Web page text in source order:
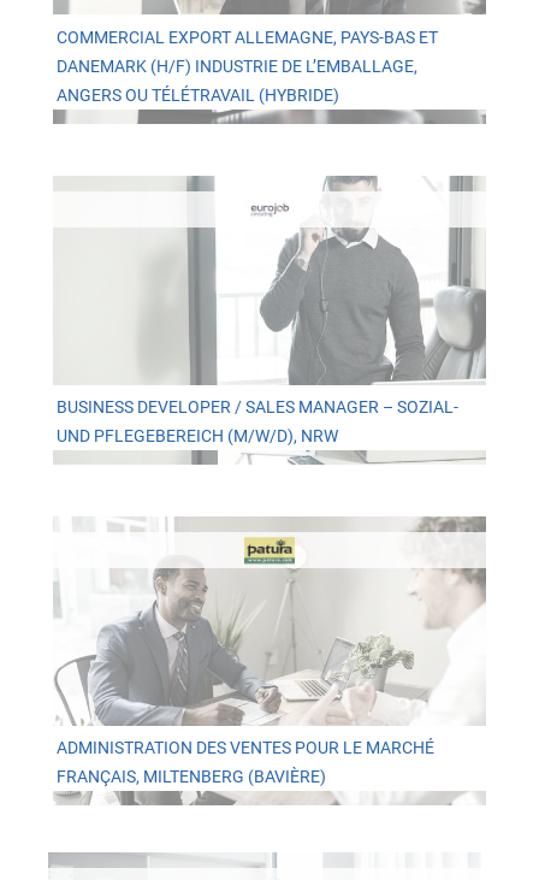
COMMERCIAL EXPORT ALLEMAGNE, PAYS-BAS ET
DANEMARK (H/F) INDUSTRIE DE L’EMBALLAGE,
ANGERS OU TÉLÉTRAVAIL (HYBRIDE)
BUSINESS DEVELOPER / SALES MANAGER – SOZIAL-
UND PFLEGEBEREICH (M/W/D), NRW
ADMINISTRATION DES VENTES POUR LE MARCHÉ
FRANÇAIS, MILTENBERG (BAVIÈRE)